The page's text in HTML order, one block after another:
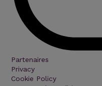
Partenaires
Privacy
Cookie Policy